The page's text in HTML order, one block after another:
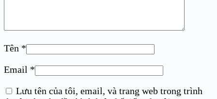
Tên *
Email *
Lưu tên của tôi, email, và trang web trong trình